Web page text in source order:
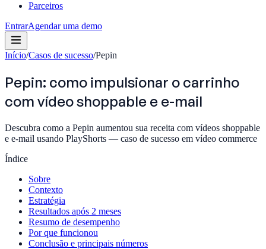
Parceiros
EntrarAgendar uma demo
Início/Casos de sucesso/Pepin
Pepin: como impulsionar o carrinho
com vídeo shoppable e e-mail
Descubra como a Pepin aumentou sua receita com vídeos shoppable
e e-mail usando PlayShorts — caso de sucesso em vídeo commerce
Índice
Sobre
Contexto
Estratégia
Resultados após 2 meses
Resumo de desempenho
Por que funcionou
Conclusão e principais números